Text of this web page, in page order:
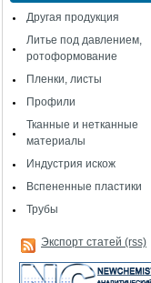
Другая продукция
Литье под давлением,
ротоформование
Пленки, листы
Профили
Тканные и нетканные
материалы
Индустрия искож
Вспененные пластики
Трубы
Экспорт статей (rss)